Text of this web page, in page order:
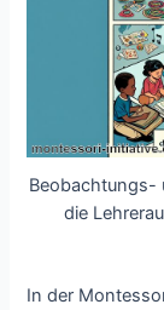
Beobachtungs-
die
In der